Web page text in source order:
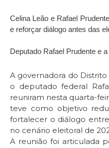
Celina Leão e Rafael
e reforçar diálogo antes das
Deputado Rafael Prudente e
A governadora do Distrito
o deputado federal
reuniram nesta quarta-
teve como objetivo
fortalecer o diálogo
no cenário eleitoral de
A reunião foi articulada